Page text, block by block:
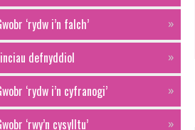
Gwobr ‘rydw i’n falch’
Linciau defnyddiol
Gwobr ‘rydw i’n cyfranogi’
Gwobr ‘rwy’n cysylltu’